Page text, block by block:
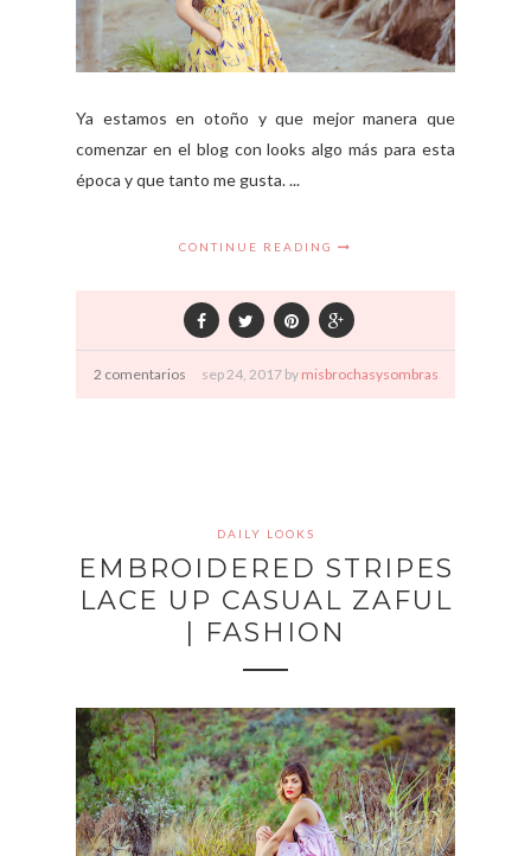
Ya estamos en otoño y que mejor manera que
comenzar en el blog con looks algo más para esta
época y que tanto me gusta. ...
CONTINUE READING
2 comentarios sep24, 2017 by misbrochasysombras
DAILY LOOKS
EMBROIDERED STRIPES
LACE UP CASUAL ZAFUL
| FASHION